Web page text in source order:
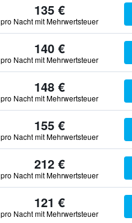
135 €
pro Nacht mit Mehrwertsteuer
140 €
pro Nacht mit Mehrwertsteuer
148 €
pro Nacht mit Mehrwertsteuer
155 €
pro Nacht mit Mehrwertsteuer
212 €
pro Nacht mit Mehrwertsteuer
121 €
pro Nacht mit Mehrwertsteuer